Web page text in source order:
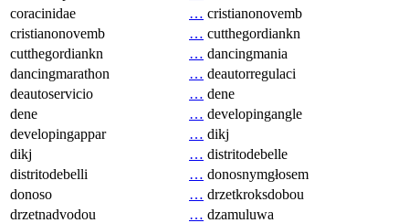
coracinidae
… cristianonovemb
cristianonovemb
… cutthegordiankn
cutthegordiankn
… dancingmania
dancingmarathon
… deautorregulaci
deautoservicio
… dene
dene
… developingangle
developingappar
… dikj
dikj
… distritodebelle
distritodebelli
… donosnymgłosem
donoso
… drzetkroksdobou
drzetnadvodou
… dzamuluwa